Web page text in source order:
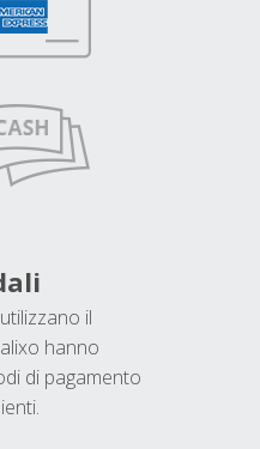
il
hanno
di pagamento